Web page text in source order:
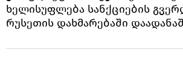
ხელისუფლება სანქციების
რუსეთის დახმარებაში